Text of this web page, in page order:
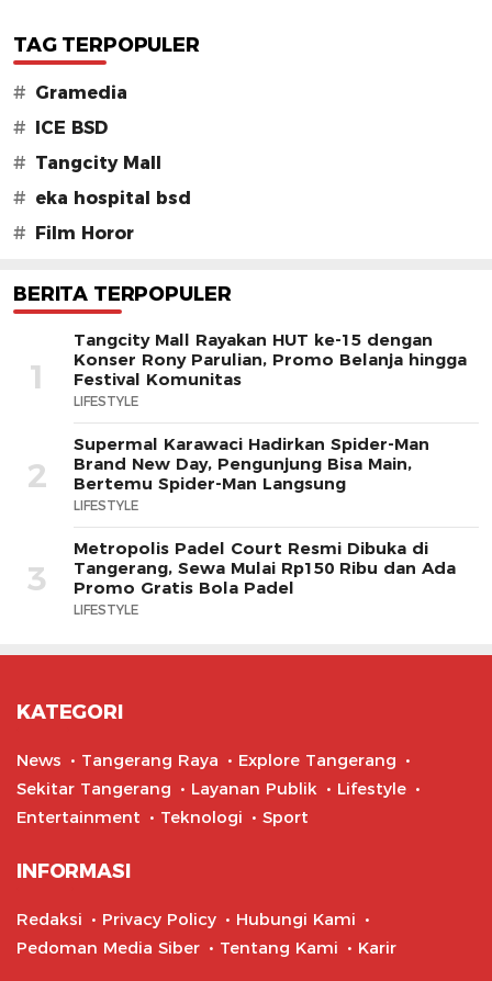
TAG TERPOPULER
# Gramedia
#
ICE BSD
# Tangcity Mall
# eka hospital bsd
#
Film Horor
BERITA TERPOPULER
1
Tangcity Mall Rayakan HUT ke-15 dengan
Konser Rony Parulian, Promo Belanja hingga
Festival Komunitas
LIFESTYLE
2
Supermal Karawaci Hadirkan Spider-Man
Brand New Day, Pengunjung Bisa Main,
Bertemu Spider-Man Langsung
LIFESTYLE
3
Metropolis Padel Court Resmi Dibuka di
Tangerang, Sewa Mulai Rp150 Ribu dan Ada
Promo Gratis Bola Padel
LIFESTYLE
KATEGORI
News Tangerang Raya
Explore Tangerang
Sekitar Tangerang
Layanan Publik
Lifestyle
Entertainment
Teknologi Sport
INFORMASI
Redaksi Privacy Policy
Hubungi Kami
Pedoman Media Siber
Tentang Kami Karir